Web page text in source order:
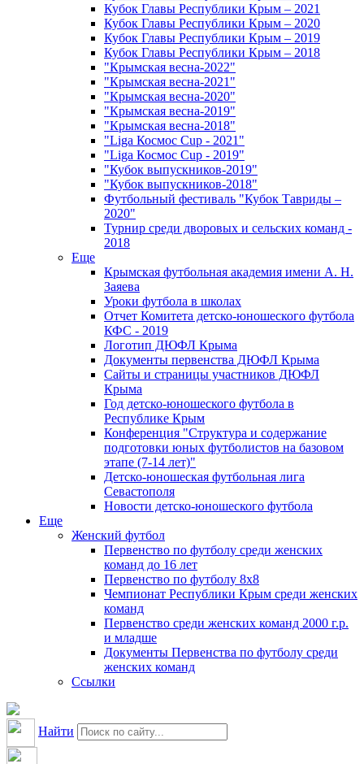
Кубок Главы Республики Крым – 2021
Кубок Главы Республики Крым – 2020
Кубок Главы Республики Крым – 2019
Кубок Главы Республики Крым – 2018
"Крымская весна-2022"
"Крымская весна-2021"
"Крымская весна-2020"
"Крымская весна-2019"
"Крымская весна-2018"
"Liga Космос Cup - 2021"
"Liga Космос Cup - 2019"
"Кубок выпускников-2019"
"Кубок выпускников-2018"
Футбольный фестиваль "Кубок Тавриды –
2020"
Турнир среди дворовых и сельских команд -
2018
Еще
Крымская футбольная академия имени А. Н.
Заяева
Уроки футбола в школах
Отчет Комитета детско-юношеского футбола
КФС - 2019
Логотип ДЮФЛ Крыма
Документы первенства ДЮФЛ Крыма
Сайты и страницы участников ДЮФЛ
Крыма
Год детско-юношеского футбола в
Республике Крым
Конференция "Структура и содержание
подготовки юных футболистов на базовом
этапе (7-14 лет)"
Детско-юношеская футбольная лига
Севастополя
Новости детско-юношеского футбола
Еще
Женский футбол
Первенство по футболу среди женских
команд до 16 лет
Первенство по футболу 8х8
Чемпионат Республики Крым среди женских
команд
Первенство среди женских команд 2000 г.р.
и младше
Документы Первенства по футболу среди
женских команд
Ссылки
Найти